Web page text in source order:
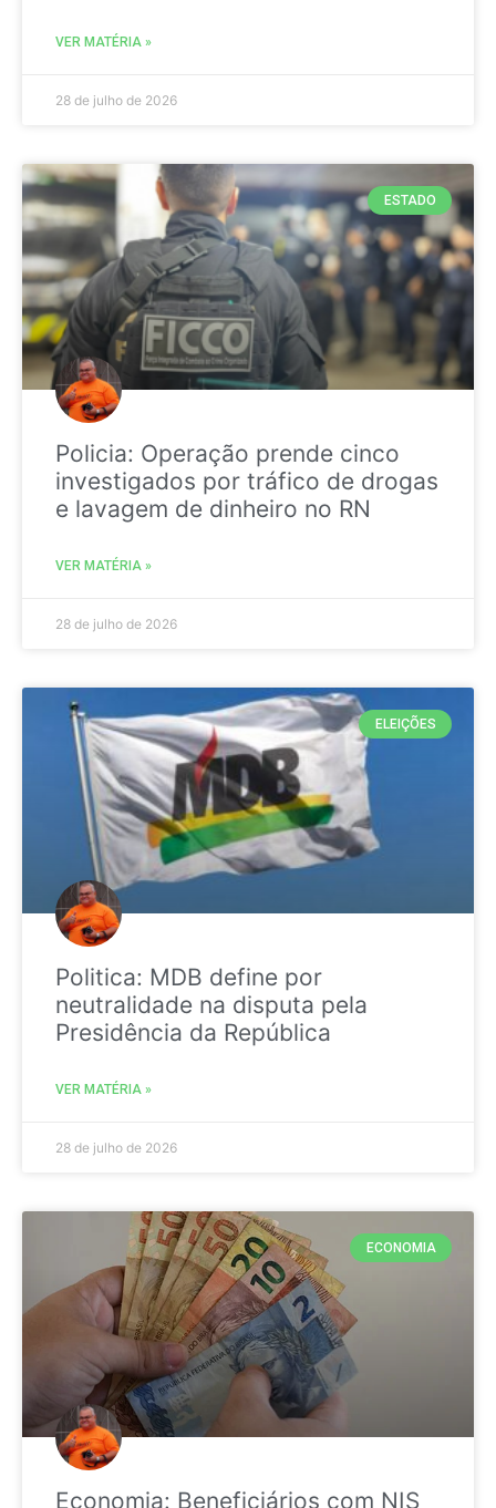
VER MATÉRIA »
28 de julho de 2026
ESTADO
Policia: Operação prende cinco
investigados por tráfico de drogas
e lavagem de dinheiro no RN
VER MATÉRIA »
28 de julho de 2026
ELEIÇÕES
Politica: MDB define por
neutralidade na disputa pela
Presidência da República
VER MATÉRIA »
28 de julho de 2026
ECONOMIA
Economia: Beneficiários com NIS